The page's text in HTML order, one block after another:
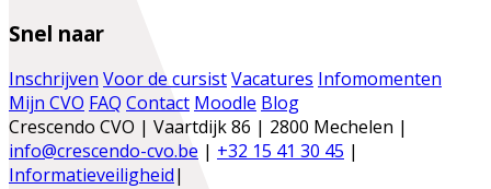
Snel naar
Inschrijven Voor de cursistVacatures Infomomenten
Mijn CVO FAQ Contact Moodle Blog
Crescendo CVO | Vaartdijk 86 | 2800 Mechelen |
info@crescendo-cvo.be | +32 15 41 30 45 |
Informatieveiligheid|